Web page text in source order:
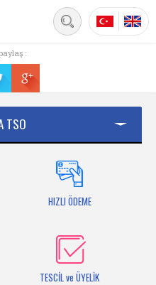
:
TSO
HIZLI ÖDEME
TESCİL ve ÜYELİK